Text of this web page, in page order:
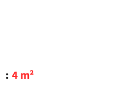
4 m²